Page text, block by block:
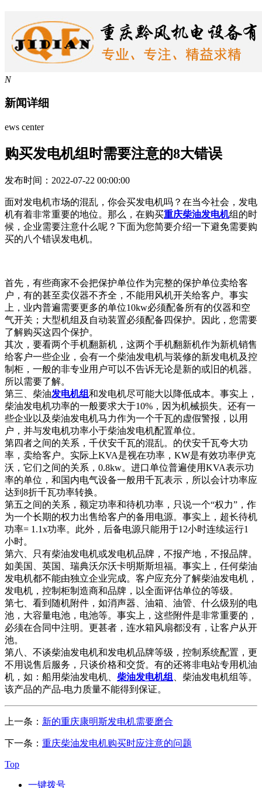
N
新闻详细
ews center
购买发电机组时需要注意的8大错误
发布时间：2022-07-22 00:00:00
面对发电机市场的混乱，你会买发电机吗？在当今社会，发电
机有着非常重要的地位。那么，在购买重庆柴油发电机组的时
候，企业需要注意什么呢？下面为您简要介绍一下避免需要购
买的八个错误发电机。
首先，有些商家不会把保护单位作为完整的保护单位卖给客
户，有的甚至卖仪器不齐全，不能用风机开关给客户。事实
上，业内普遍需要更多的单位10kw必须配备所有的仪器和空
气开关；大型机组及自动装置必须配备四保护。因此，您需要
了解购买这四个保护。
其次，要看两个手机翻新机，这两个手机翻新机作为新机销售
给客户一些企业，会有一个柴油发电机与装修的新发电机及控
制柜，一般的非专业用户可以不告诉无论是新的或旧的机器。
所以需要了解。
第三、柴油发电机组和发电机尽可能大以降低成本。事实上，
柴油发电机功率的一般要求大于10%，因为机械损失。还有一
些企业以及柴油发电机马力作为一个千瓦的虚假警报，以用
户，并与发电机功率小于柴油发电机配置单位。
第四者之间的关系，千伏安千瓦的混乱。的伏安千瓦夸大功
率，卖给客户。实际上KVA是视在功率，KW是有效功率伊克
沃，它们之间的关系，0.8kw。进口单位普遍使用KVA表示功
率的单位，和国内电气设备一般用千瓦表示，所以会计功率应
达到8折千瓦功率转换。
第五之间的关系，额定功率和待机功率，只说一个“权力”，作
为一个长期的权力出售给客户的备用电源。事实上，超长待机
功率= 1.1x功率。此外，后备电源只能用于12小时连续运行1
小时。
第六、只有柴油发电机或发电机品牌，不报产地，不报品牌。
如美国、英国、瑞典沃尔沃卡明斯斯坦福。事实上，任何柴油
发电机都不能由独立企业完成。客户应充分了解柴油发电机，
发电机，控制柜制造商和品牌，以全面评估单位的等级。
第七、看到随机附件，如消声器、油箱、油管、什么级别的电
池，大容量电池，电池等。事实上，这些附件是非常重要的，
必须在合同中注明。更甚者，连水箱风扇都没有，让客户从开
池。
第八、不谈柴油发电机和发电机品牌等级，控制系统配置，更
不用说售后服务，只谈价格和交货。有的还将非电站专用机油
机，如：船用柴油发电机、 柴油发电机组
、柴油发电机组等。
该产品的产品-电力质量不能得到保证。
上一条： 新的重庆康明斯发电机需要磨合
下一条： 重庆柴油发电机购买时应注意的问题
Top
一键拨号